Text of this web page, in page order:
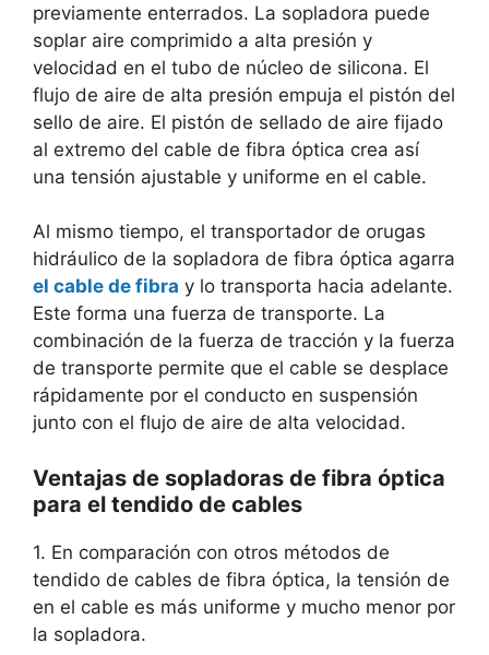
previamente enterrados. La sopladora puede
soplar aire comprimido a alta presión y
velocidad en el tubo de núcleo de silicona. El
flujo de aire de alta presión empuja el pistón del
sello de aire. El pistón de sellado de aire fijado
al extremo del cable de fibra óptica crea así
una tensión ajustable y uniforme en el cable.
Al mismo tiempo, el transportador de orugas
hidráulico de la sopladora de fibra óptica agarra
el cable de fibra y lo transporta hacia adelante.
Este forma una fuerza de transporte. La
combinación de la fuerza de tracción y la fuerza
de transporte permite que el cable se desplace
rápidamente por el conducto en suspensión
junto con el flujo de aire de alta velocidad.
Ventajas de sopladoras de fibra óptica
para el tendido de cables
1. En comparación con otros métodos de
tendido de cables de fibra óptica, la tensión de
en el cable es más uniforme y mucho menor por
la sopladora.